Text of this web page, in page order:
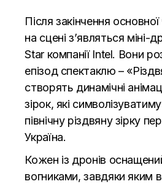
Після закінчення
на сцені з’являться міні-
Star компанії Intel. Вони
епізод спектаклю –
створять динамічні
зірок, які
північну різдвяну зірку
Україна.
Кожен із дронів
вогниками, завдяки яким